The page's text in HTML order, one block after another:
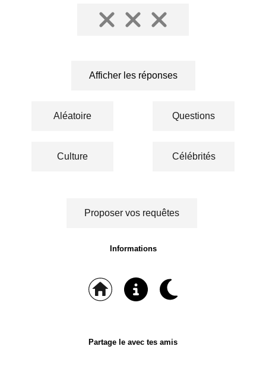
Afficher les réponses
Aléatoire Questions
Culture Célébrités
Proposer vos requêtes
Informations
Partage le avec tes amis